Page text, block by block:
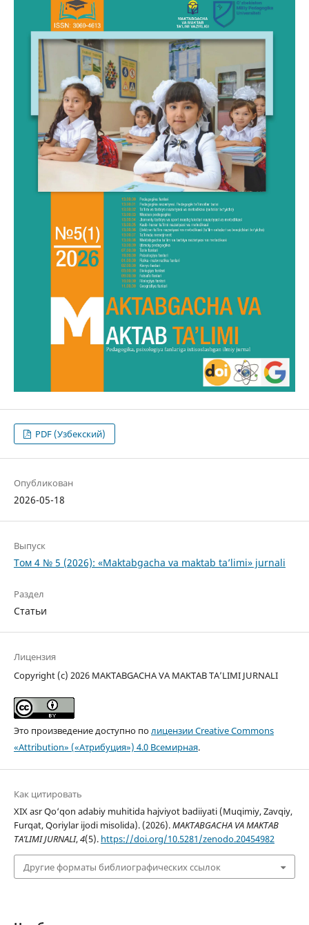
PDF (Узбекский)
Опубликован
2026-05-18
Выпуск
Том 4 № 5 (2026): «Maktabgacha va maktab ta’limi» jurnali
Раздел
Статьи
Лицензия
Copyright (c) 2026 MAKTABGACHA VA MAKTAB TA’LIMI JURNALI
Это произведение доступно полицензии Creative Commons
«Attribution» («Атрибуция») 4.0 Всемирная.
Как цитировать
XIX asr Qo‘qon adabiy muhitida hajviyot badiiyati (Muqimiy, Zavqiy,
Furqat, Qoriylar ijodi misolida). (2026).MAKTABGACHA VA MAKTAB
TA’LIMI JURNALI,4(5). https://doi.org/10.5281/zenodo.20454982
Другие форматы библиографических ссылок